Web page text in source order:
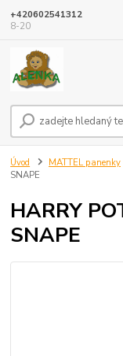
+420602541312
8-20
Úvod MATTEL panenky
SNAPE
HARRY
SNAPE